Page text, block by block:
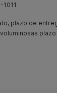
el número
10 (silicona).
1011
plazo de